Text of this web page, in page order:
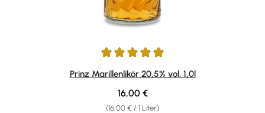
Durchschnittliche Bewertung von 4.88 von 5 Sternen
Prinz Marillenlikör 20,5% vol. 1,0l
(16,00 € / 1 Liter)
Regulärer Preis:
16,00 €